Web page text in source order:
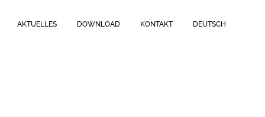
AKTUELLES DOWNLOAD KONTAKT DEUTSCH